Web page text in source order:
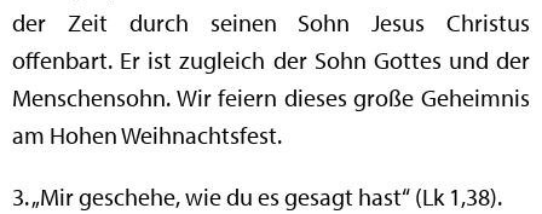
der Zeit durch seinen Sohn Jesus Christus
offenbart. Er ist zugleich der Sohn Gottes und der
Menschensohn. Wir feiern dieses große Geheimnis
am Hohen Weihnachtsfest.
3. „Mir geschehe, wie du es gesagt hast“ (Lk 1,38).